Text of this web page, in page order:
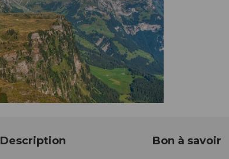
Description Bon à savoir